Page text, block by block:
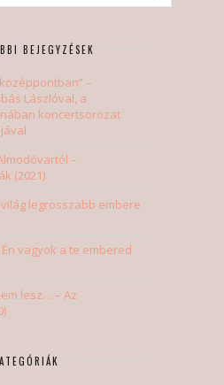
BEJEGYZÉSEK
–
Lászlóval, a
koncertsorozat
–
(2021)
világ legrosszabb embere
vagyok a te embered
lesz… – Az